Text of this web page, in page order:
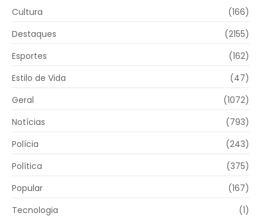
Cultura
(166)
Destaques
(2155)
Esportes
(162)
Estilo de Vida
(47)
Geral
(1072)
Notícias
(793)
Polícia
(243)
Política
(375)
Popular
(167)
Tecnologia
(1)